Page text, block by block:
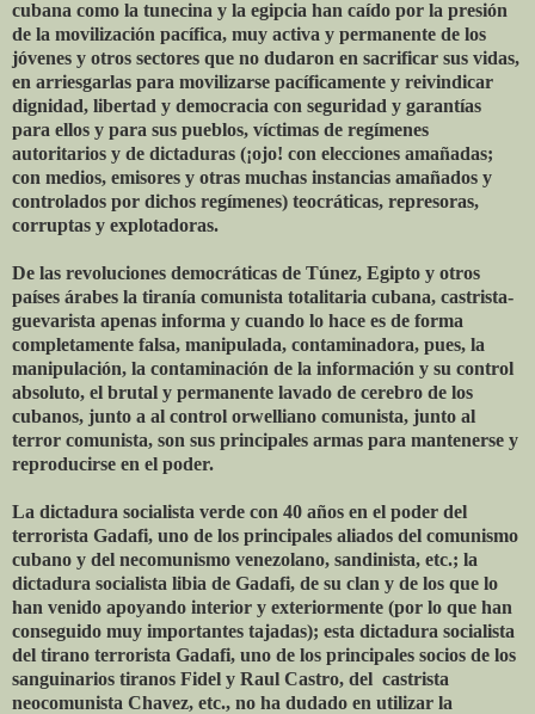
cubana como la tunecina y la egipcia han caído por la presión
de la movilización pacífica, muy activa y permanente de los
jóvenes y otros sectores que no dudaron en sacrificar sus vidas,
en arriesgarlas para movilizarse pacíficamente y reivindicar
dignidad, libertad y democracia con seguridad y garantías
para ellos y para sus pueblos, víctimas de regímenes
autoritarios y de dictaduras (¡ojo! con elecciones amañadas;
con medios, emisores y otras muchas instancias amañados y
controlados por dichos regímenes) teocráticas, represoras,
corruptas y explotadoras.
De las revoluciones democráticas de Túnez, Egipto y otros
países árabes la tiranía comunista totalitaria cubana, castrista-
guevarista apenas informa y cuando lo hace es de forma
completamente falsa, manipulada, contaminadora, pues, la
manipulación, la contaminación de la información y su control
absoluto, el brutal y permanente lavado de cerebro de los
cubanos, junto a al control orwelliano comunista, junto al
terror comunista, son sus principales armas para mantenerse y
reproducirse en el poder.
La dictadura socialista verde con 40 años en el poder del
terrorista Gadafi, uno de los principales aliados del comunismo
cubano y del necomunismo venezolano, sandinista, etc.; la
dictadura socialista libia de Gadafi, de su clan y de los que lo
han venido apoyando interior y exteriormente (por lo que han
conseguido muy importantes tajadas); esta dictadura socialista
del tirano terrorista Gadafi, uno de los principales socios de los
sanguinarios tiranos Fidel y Raul Castro, del castrista
neocomunista Chavez, etc., no ha dudado en utilizar la